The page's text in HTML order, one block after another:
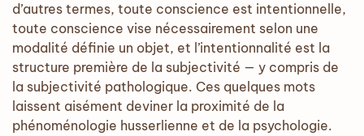
d’autres termes, toute conscience est intentionnelle,
toute conscience vise nécessairement selon une
modalité définie un objet, et l’intentionnalité est la
structure première de la subjectivité — y compris de
la subjectivité pathologique. Ces quelques mots
laissent aisément deviner la proximité de la
phénoménologie husserlienne et de la psychologie.